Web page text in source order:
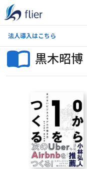
法人導入はこちら
黒木昭博